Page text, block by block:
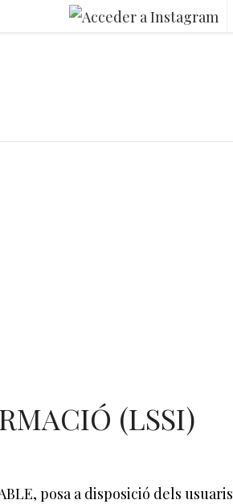
(LSSI)
posa a disposició dels usuaris